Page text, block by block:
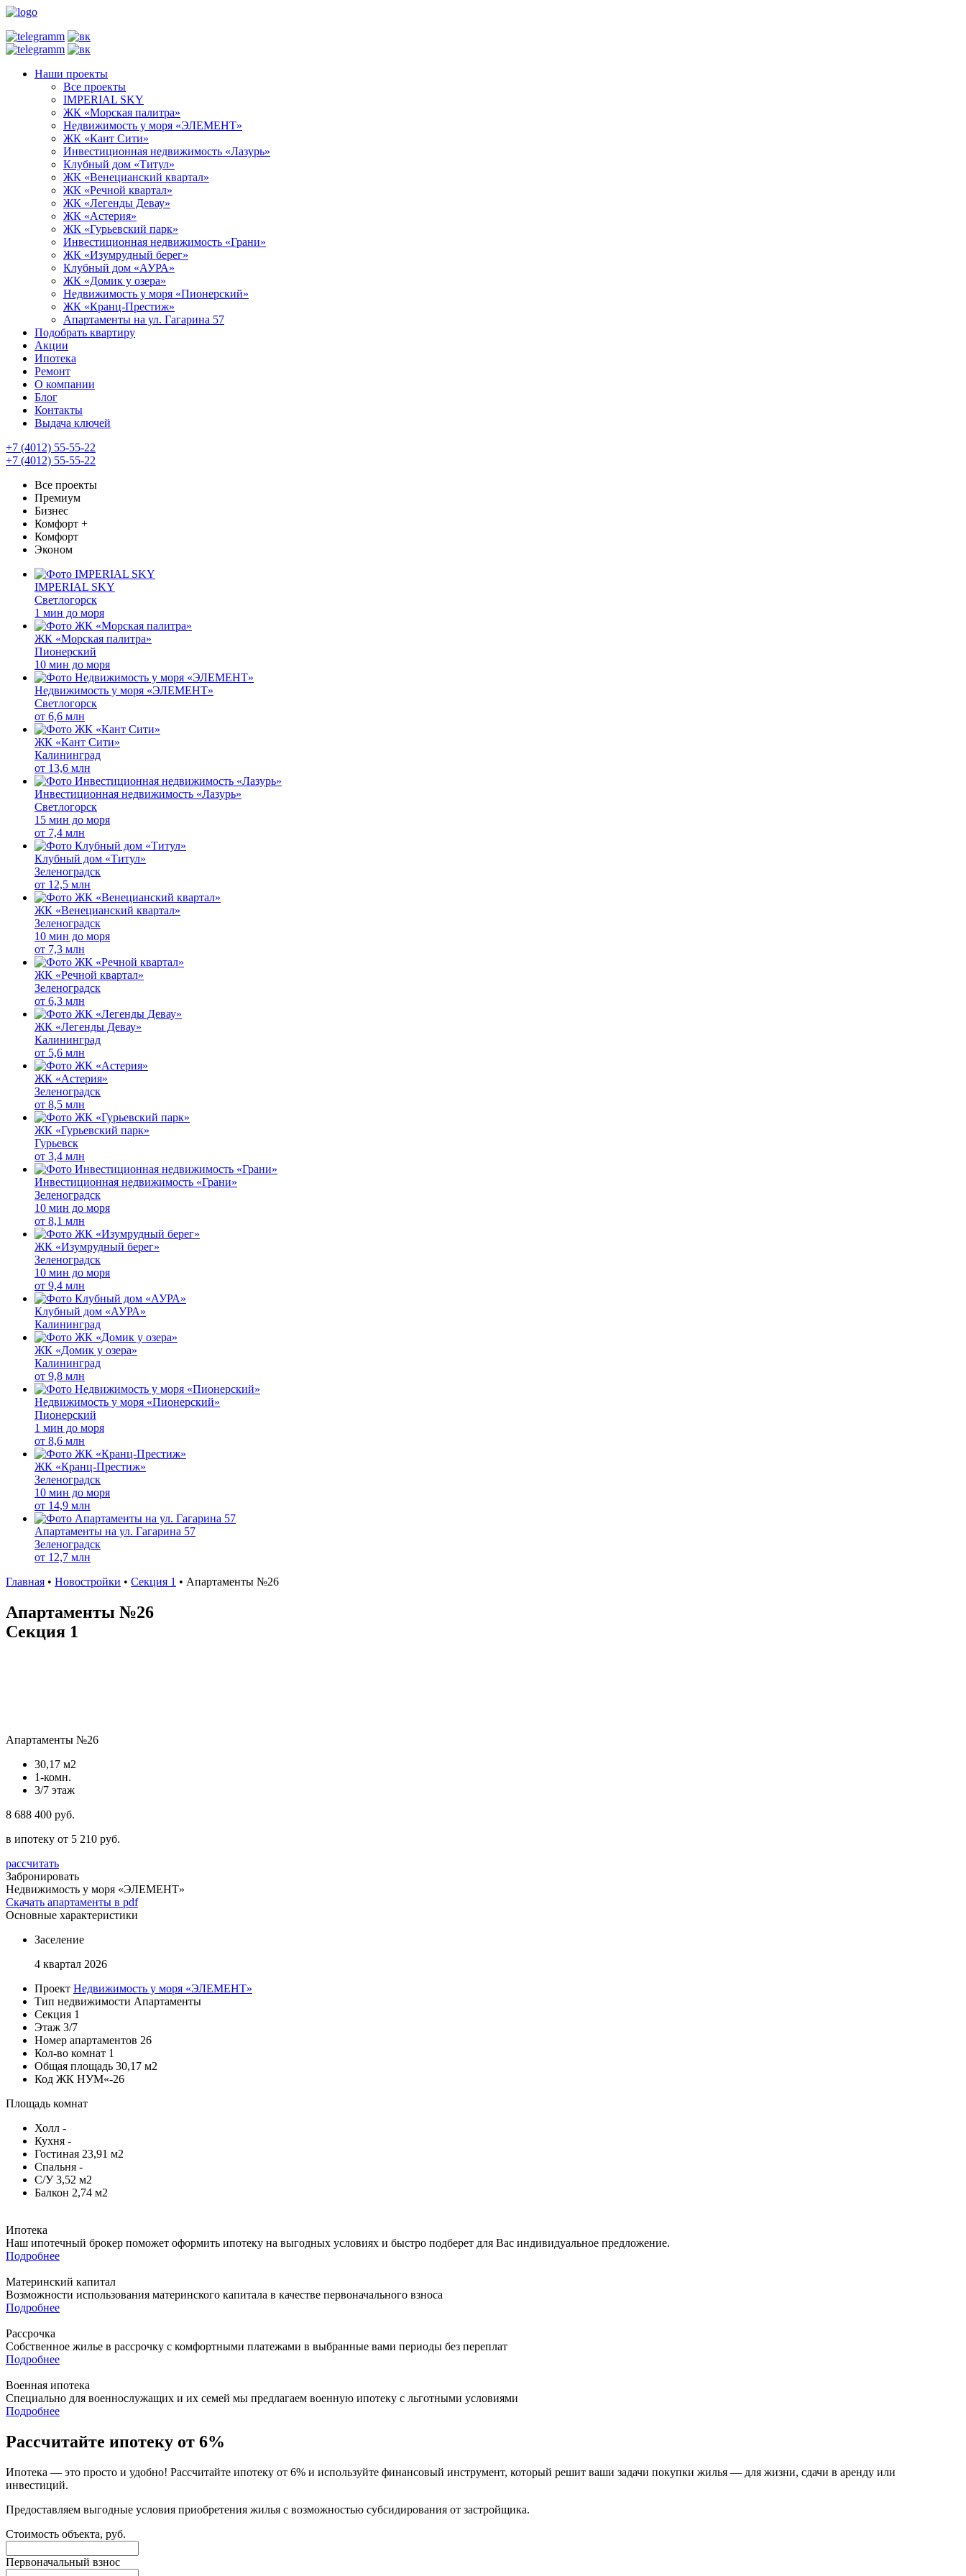
Наши проекты
Все проекты
IMPERIAL SKY
ЖК «Морская палитра»
Недвижимость у моря «ЭЛЕМЕНТ»
ЖК «Кант Сити»
Инвестиционная недвижимость «Лазурь»
Клубный дом «Титул»
ЖК «Венецианский квартал»
ЖК «Речной квартал»
ЖК «Легенды Девау»
ЖК «Астерия»
ЖК «Гурьевский парк»
Инвестиционная недвижимость «Грани»
ЖК «Изумрудный берег»
Клубный дом «АУРА»
ЖК «Домик у озера»
Недвижимость у моря «Пионерский»
ЖК «Кранц-Престиж»
Апартаменты на ул. Гагарина 57
Подобрать квартиру
Акции
Ипотека
Ремонт
О компании
Блог
Контакты
Выдача ключей
+7 (4012) 55-55-22
+7 (4012) 55-55-22
Все проекты
Премиум
Бизнес
Комфорт +
Комфорт
Эконом
IMPERIAL SKY
Светлогорск
1 мин до моря
ЖК «Морская палитра»
Пионерский
10 мин до моря
Недвижимость у моря «ЭЛЕМЕНТ»
Светлогорск
от 6,6 млн
ЖК «Кант Сити»
Калининград
от 13,6 млн
Инвестиционная недвижимость «Лазурь»
Светлогорск
15 мин до моря
от 7,4 млн
Клубный дом «Титул»
Зеленоградск
от 12,5 млн
ЖК «Венецианский квартал»
Зеленоградск
10 мин до моря
от 7,3 млн
ЖК «Речной квартал»
Зеленоградск
от 6,3 млн
ЖК «Легенды Девау»
Калининград
от 5,6 млн
ЖК «Астерия»
Зеленоградск
от 8,5 млн
ЖК «Гурьевский парк»
Гурьевск
от 3,4 млн
Инвестиционная недвижимость «Грани»
Зеленоградск
10 мин до моря
от 8,1 млн
ЖК «Изумрудный берег»
Зеленоградск
10 мин до моря
от 9,4 млн
Клубный дом «АУРА»
Калининград
ЖК «Домик у озера»
Калининград
от 9,8 млн
Недвижимость у моря «Пионерский»
Пионерский
1 мин до моря
от 8,6 млн
ЖК «Кранц-Престиж»
Зеленоградск
10 мин до моря
от 14,9 млн
Апартаменты на ул. Гагарина 57
Зеленоградск
от 12,7 млн
Главная • Новостройки • Секция 1 • Апартаменты №26
Апартаменты №26
Секция 1
Апартаменты №26
30,17 м2
1-комн.
3/7 этаж
8 688 400 руб.
в ипотеку от 5 210 руб.
рассчитать
Забронировать
Недвижимость у моря «ЭЛЕМЕНТ»
Скачать апартаменты в pdf
Основные характеристики
Заселение
4 квартал 2026
Проект Недвижимость у моря «ЭЛЕМЕНТ»
Тип недвижимости Апартаменты
Секция 1
Этаж 3/7
Номер апартаментов 26
Кол-во комнат 1
Общая площадь 30,17 м2
Код ЖК НУМ«-26
Площадь комнат
Холл -
Кухня -
Гостиная 23,91 м2
Спальня -
С/У 3,52 м2
Балкон 2,74 м2
Ипотека
Наш ипотечный брокер поможет оформить ипотеку на выгодных условиях и быстро подберет для Вас индивидуальное предложение.
Подробнее
Материнский капитал
Возможности использования материнского капитала в качестве первоначального взноса
Подробнее
Рассрочка
Собственное жилье в рассрочку с комфортными платежами в выбранные вами периоды без переплат
Подробнее
Военная ипотека
Специально для военнослужащих и их семей мы предлагаем военную ипотеку с льготными условиями
Подробнее
Рассчитайте ипотеку от 6%
Ипотека — это просто и удобно! Рассчитайте ипотеку от 6% и используйте финансовый инструмент, который решит ваши задачи покупки жилья — для жизни, сдачи в аренду или
инвестиций.
Предоставляем выгодные условия приобретения жилья с возможностью субсидирования от застройщика.
Стоимость объекта, руб.
Первоначальный взнос